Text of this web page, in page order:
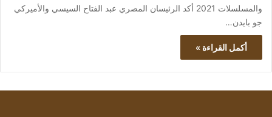
والمسلسلات 2021 أكد الرئيسان المصري عبد الفتاح السيسي والأميركي
جو بايدن…
أكمل القراءة »